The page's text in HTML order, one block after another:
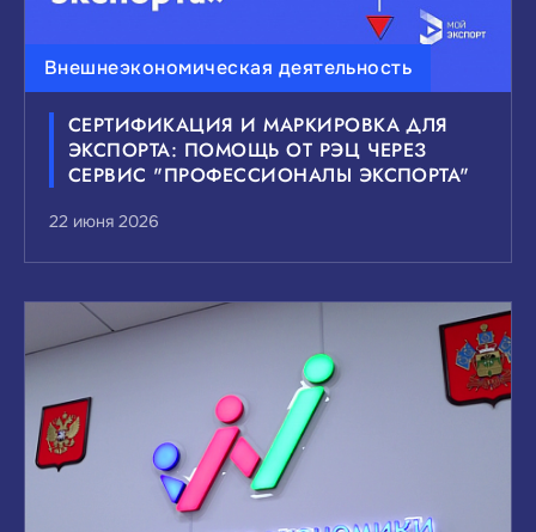
Внешнеэкономическая деятельность
СЕРТИФИКАЦИЯ И МАРКИРОВКА ДЛЯ
ЭКСПОРТА: ПОМОЩЬ ОТ РЭЦ ЧЕРЕЗ
СЕРВИС "ПРОФЕССИОНАЛЫ ЭКСПОРТА"
22 июня 2026